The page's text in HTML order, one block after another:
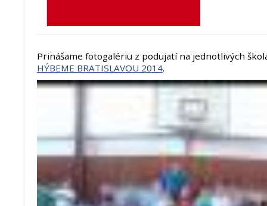
Prinášame fotogalériu z podujatí na jednotlivých
HÝBEME BRATISLAVOU 2014.